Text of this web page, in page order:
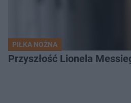
PIŁKA NOŻNA
Przyszłość Lionela